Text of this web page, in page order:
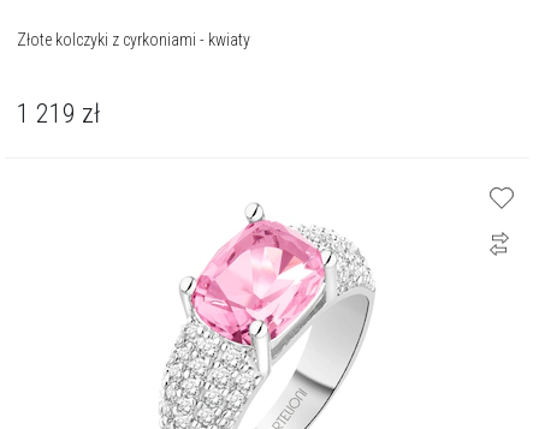
Złote kolczyki z cyrkoniami - kwiaty
1 219 zł